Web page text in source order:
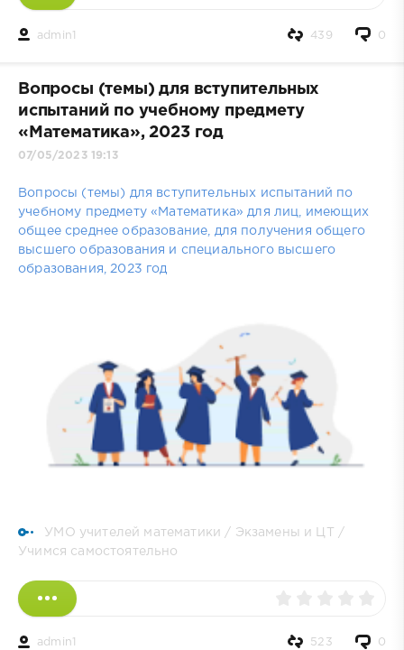
admin1 0
439
Вопросы (темы) для вступительных
испытаний по учебному предмету
«Математика», 2023 год
07/05/2023 19:13
Вопросы (темы) для вступительных испытаний по
учебному предмету «Математика» для лиц, имеющих
общее среднее образование, для получения общего
высшего образования и специального высшего
образования, 2023 год
УМО учителей математики / Экзамены и ЦТ
/
Учимся самостоятельно
admin1 0
523